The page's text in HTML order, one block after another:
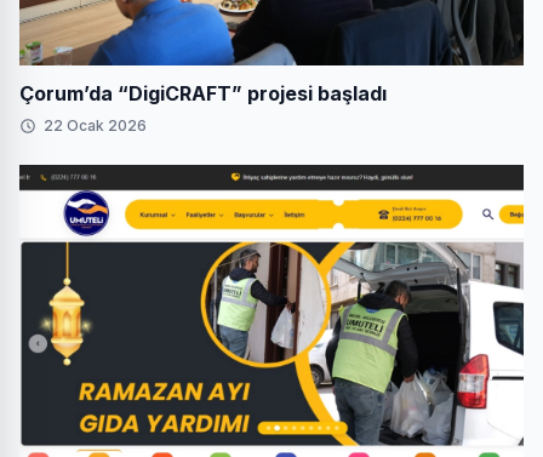
Çorum’da “DigiCRAFT” projesi başladı
22 Ocak 2026